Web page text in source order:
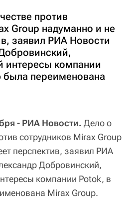
против
Group надуманно и не
заявил РИА Новости
интересы компании
была переименована
- РИА Новости. Дело о
сотрудников Mirax Group
перспектив, заявил РИА
Добровинский,
компании Potok, в
Mirax Group.